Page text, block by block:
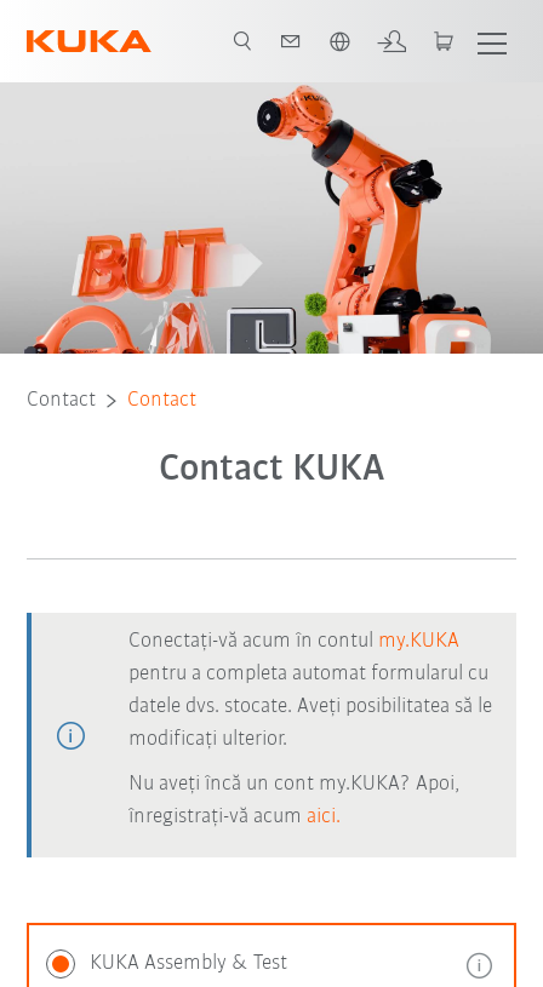
Contact Contact
Contact KUKA
Conectați-vă acum în contul my.KUKA
pentru a completa automat formularul cu
datele dvs. stocate. Aveți posibilitatea să le
modificați ulterior.
Nu aveți încă un cont my.KUKA? Apoi,
înregistrați-vă acum aici.
KUKA Assembly & Test